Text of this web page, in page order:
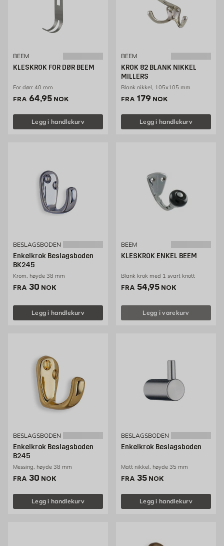
BEEM
KLESKROK FOR DØR BEEM
For dørr 40 mm
FRA Pris 64.95 NOK /stk
64,95 NOK
Legg i handlekurv
BEEM
KROK 82 BLANK NIKKEL
MILLERS
Blank nikkel, 105x105 mm
FRA Pris 179 NOK /stk
179 NOK
Legg i handlekurv
BESLAGSBODEN
Enkelkrok Beslagsboden
BK245
Krom, høyde 38 mm
FRA Pris 30 NOK /stk
30 NOK
Legg i handlekurv
BEEM
KLESKROK ENKEL BEEM
Blank krok med 1 svart knott
FRA Pris 54.95 NOK /stk
54,95 NOK
Legg i varekurv
BESLAGSBODEN
Enkelkrok Beslagsboden
B245
Messing, høyde 38 mm
FRA Pris 30 NOK /stk
30 NOK
Legg i handlekurv
BESLAGSBODEN
Enkelkrok Beslagsboden
Matt nikkel, høyde 35 mm
FRA Pris 35 NOK /stk
35 NOK
Legg i handlekurv